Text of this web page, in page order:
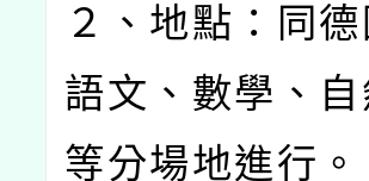
２、地點：同
語文、數學、
等分場地進行。